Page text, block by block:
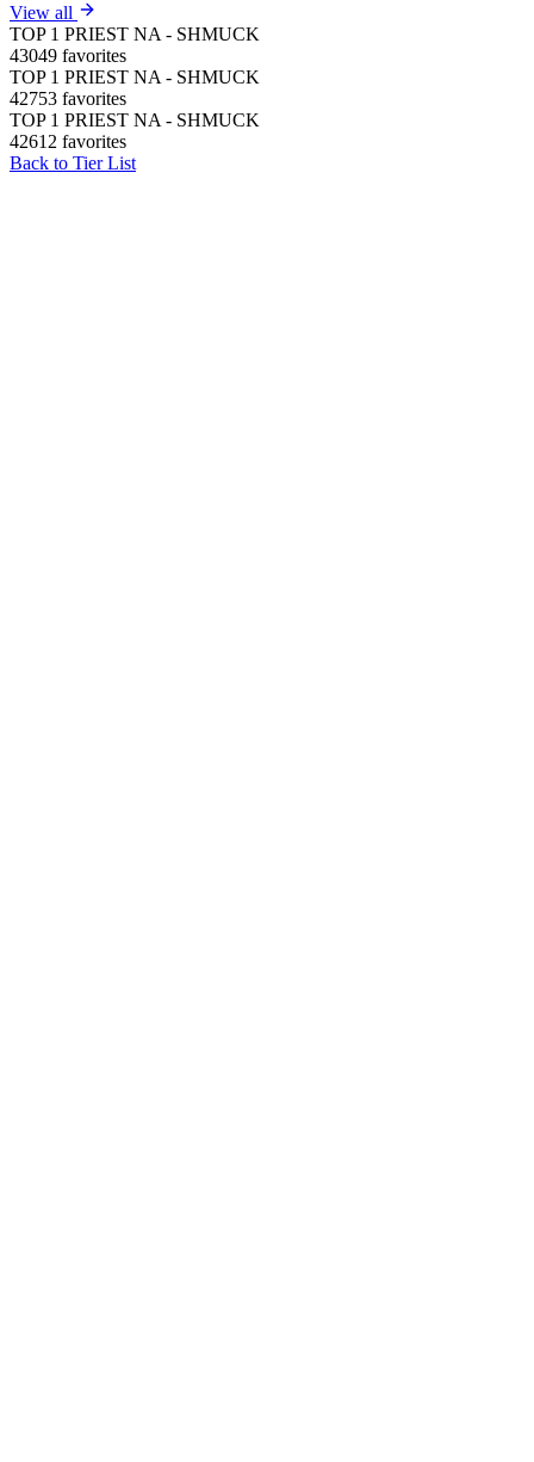
View all
TOP 1 PRIEST NA - SHMUCK
43049 favorites
TOP 1 PRIEST NA - SHMUCK
42753 favorites
TOP 1 PRIEST NA - SHMUCK
42612 favorites
Back to Tier List